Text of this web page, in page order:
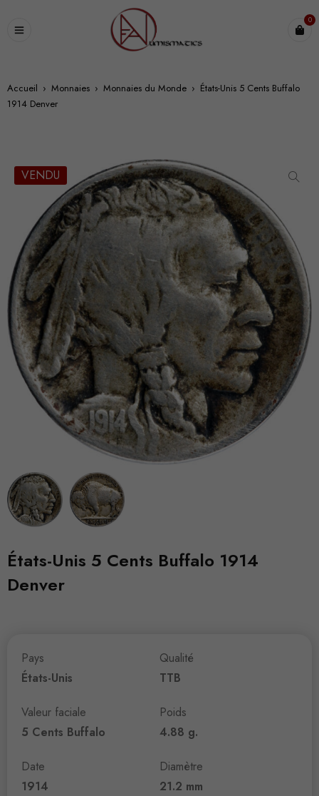
0
Accueil › Monnaies › Monnaies du Monde › États-Unis 5 Cents Buffalo
1914 Denver
VENDU
États-Unis 5 Cents Buffalo 1914
Denver
Pays
États-Unis
Valeur faciale
5 Cents Buffalo
Date
1914
Qualité
TTB
Poids
4.88 g.
Diamètre
21.2 mm